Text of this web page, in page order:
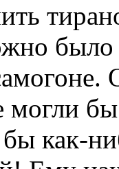
могли
как-